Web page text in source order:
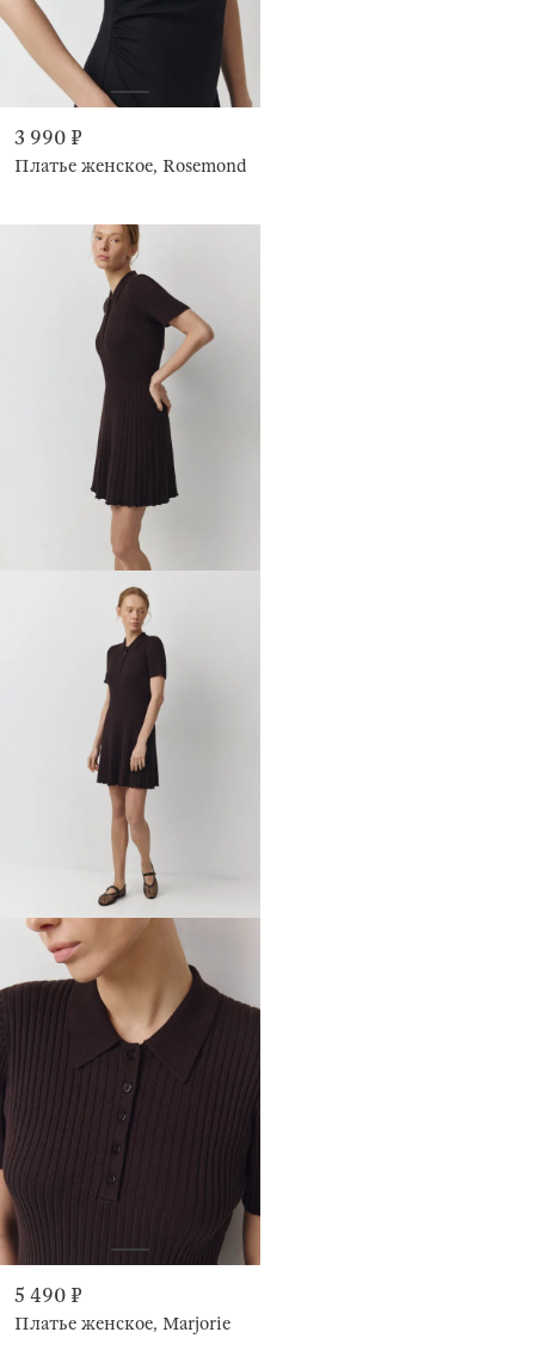
3 990 ₽
Платье женское, Rosemond
5 490 ₽
Платье женское, Marjorie